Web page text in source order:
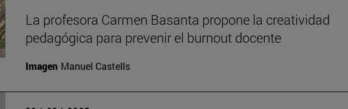
La profesora Carmen Basanta propone la creatividad
pedagógica para prevenir el burnout docente
Imagen Manuel Castells